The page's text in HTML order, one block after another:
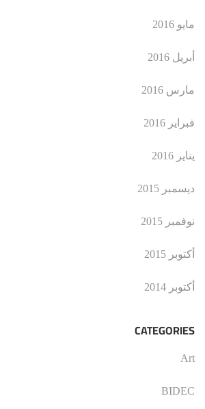
مايو 2016
أبريل 2016
مارس 2016
فبراير 2016
يناير 2016
ديسمبر 2015
نوفمبر 2015
أكتوبر 2015
أكتوبر 2014
CATEGORIES
Art
BIDEC